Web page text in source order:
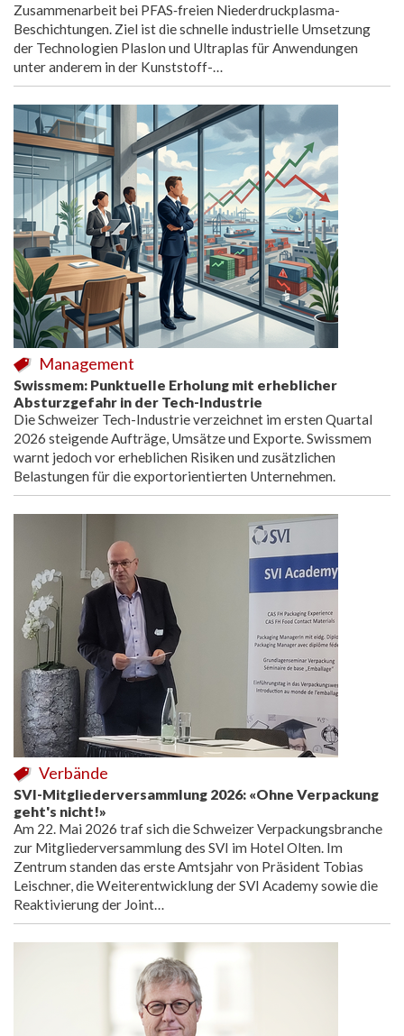
Zusammenarbeit bei PFAS‑freien Niederdruckplasma-
Beschichtungen. Ziel ist die schnelle industrielle Umsetzung
der Technologien Plaslon und Ultraplas für Anwendungen
unter anderem in der Kunststoff-…
Swissmem: Punktuelle Erholung mit erheblicher
Absturzgefahr in der Tech-Industrie
Management
Die Schweizer Tech-Industrie verzeichnet im ersten Quartal
2026 steigende Aufträge, Umsätze und Exporte. Swissmem
warnt jedoch vor erheblichen Risiken und zusätzlichen
Belastungen für die exportorientierten Unternehmen.
SVI-Mitgliederversammlung 2026: «Ohne Verpackung
geht's nicht!»
Verbände
Am 22. Mai 2026 traf sich die Schweizer Verpackungsbranche
zur Mitgliederversammlung des SVI im Hotel Olten. Im
Zentrum standen das erste Amtsjahr von Präsident Tobias
Leischner, die Weiterentwicklung der SVI Academy sowie die
Reaktivierung der Joint…